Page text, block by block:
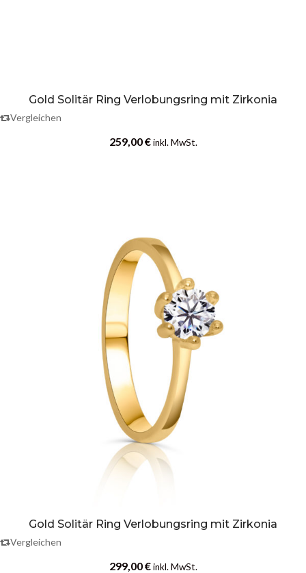
Gold Solitär Ring Verlobungsring mit Zirkonia
Vergleichen
259,00€ inkl. MwSt.
Gold Solitär Ring Verlobungsring mit Zirkonia
Vergleichen
299,00€ inkl. MwSt.